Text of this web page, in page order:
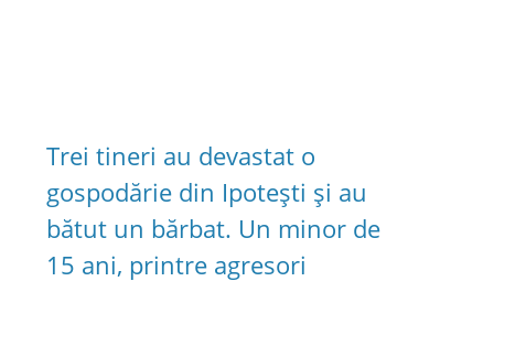
Trei tineri au devastat o
gospodărie din Ipotești și au
bătut un bărbat. Un minor de
15 ani, printre agresori